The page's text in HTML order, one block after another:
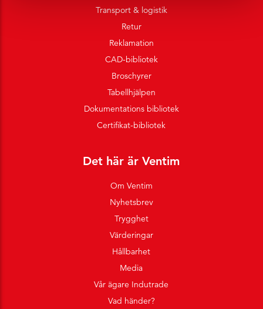
Transport & logistik
Retur
Reklamation
CAD-bibliotek
Broschyrer
Tabellhjälpen
Dokumentations bibliotek
Certifikat-bibliotek
Det här är Ventim
Om Ventim
Nyhetsbrev
Trygghet
Värderingar
Hållbarhet
Media
Vår ägare Indutrade
Vad händer?